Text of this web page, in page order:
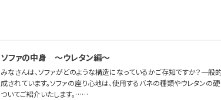
ソファの中身 ～ウレタン編～
みなさんは、ソファがどのような構造になっているかご存知ですか？一般
成されています。ソファの座り心地は、使用するバネの種類やウレタンの
ついてご紹介いたします。……